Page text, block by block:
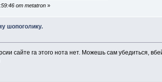
от metatron»
шопоголику.
сайте га этого нота нет. Можешь сам убедиться,